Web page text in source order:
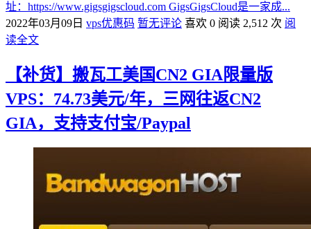
址：https://www.gigsgigscloud.com GigsGigsCloud是一家成...
2022年03月09日 vps优惠码 暂无评论 喜欢 0 阅读 2,512 次 阅
读全文
【补货】搬瓦工美国CN2 GIA限量版
VPS：74.73美元/年，三网往返CN2
GIA，支持支付宝/Paypal